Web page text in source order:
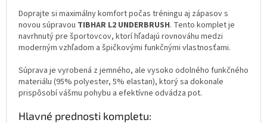
Doprajte si maximálny komfort počas tréningu aj zápasov s
novou súpravou TIBHAR L2 UNDERBRUSH. Tento komplet je
navrhnutý pre športovcov, ktorí hľadajú rovnováhu medzi
moderným vzhľadom a špičkovými funkčnými vlastnosťami.
Súprava je vyrobená z jemného, ale vysoko odolného funkčného
materiálu (95% polyester, 5% elastan), ktorý sa dokonale
prispôsobí vášmu pohybu a efektívne odvádza pot.
Hlavné prednosti kompletu: